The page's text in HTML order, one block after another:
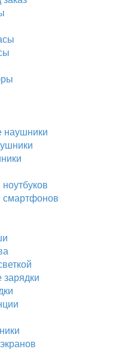
наушники
смартфонов